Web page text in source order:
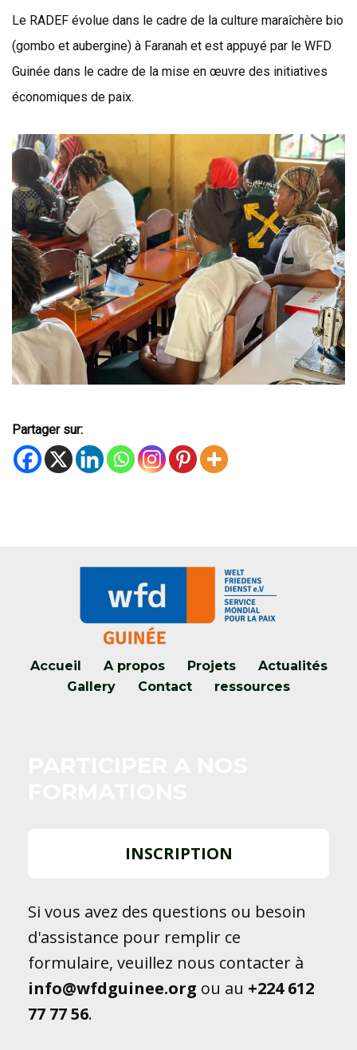
Le RADEF évolue dans le cadre de la culture maraîchère bio
(gombo et aubergine) à Faranah et est appuyé par le WFD
Guinée dans le cadre de la mise en œuvre des initiatives
économiques de paix.
Partager sur:
Accueil A propos Projets
Actualités
Gallery
Contact ressources
INSCRIPTION
Si vous avez des questions ou besoin
d'assistance pour remplir ce
formulaire, veuillez nous contacter à
info@wfdguinee.org ou au +224 612
77 77 56.